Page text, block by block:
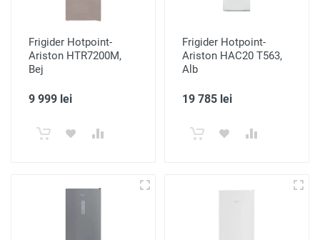
Frigider Hotpoint-
Ariston HTR7200M,
Bej
9 999 lei
Frigider Hotpoint-
Ariston HAC20 T563,
Alb
19 785 lei